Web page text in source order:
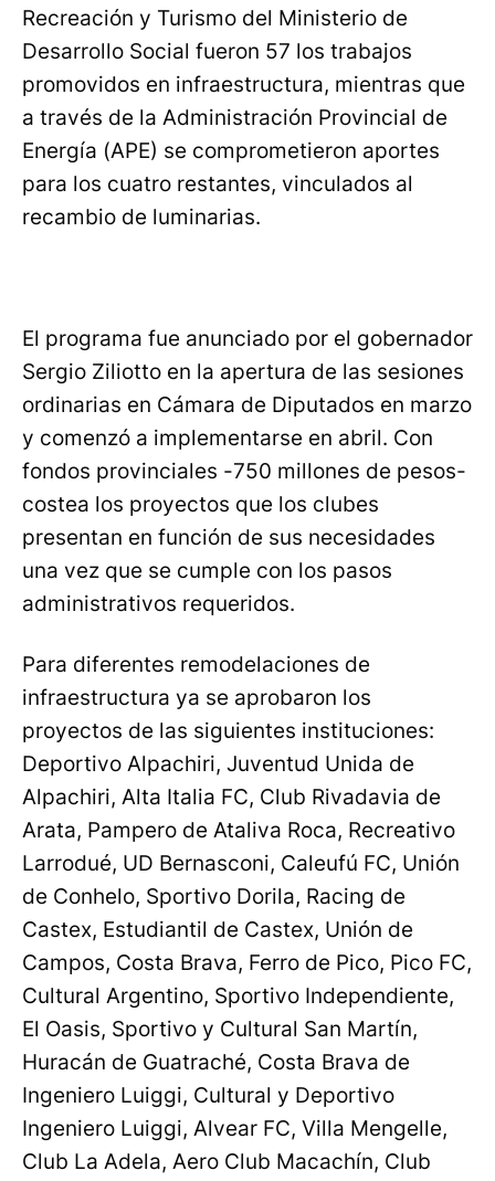
Recreación y Turismo del Ministerio de
Desarrollo Social fueron 57 los trabajos
promovidos en infraestructura, mientras que
a través de la Administración Provincial de
Energía (APE) se comprometieron aportes
para los cuatro restantes, vinculados al
recambio de luminarias.
El programa fue anunciado por el gobernador
Sergio Ziliotto en la apertura de las sesiones
ordinarias en Cámara de Diputados en marzo
y comenzó a implementarse en abril. Con
fondos provinciales -750 millones de pesos-
costea los proyectos que los clubes
presentan en función de sus necesidades
una vez que se cumple con los pasos
administrativos requeridos.
Para diferentes remodelaciones de
infraestructura ya se aprobaron los
proyectos de las siguientes instituciones:
Deportivo Alpachiri, Juventud Unida de
Alpachiri, Alta Italia FC, Club Rivadavia de
Arata, Pampero de Ataliva Roca, Recreativo
Larrodué, UD Bernasconi, Caleufú FC, Unión
de Conhelo, Sportivo Dorila, Racing de
Castex, Estudiantil de Castex, Unión de
Campos, Costa Brava, Ferro de Pico, Pico FC,
Cultural Argentino, Sportivo Independiente,
El Oasis, Sportivo y Cultural San Martín,
Huracán de Guatraché, Costa Brava de
Ingeniero Luiggi, Cultural y Deportivo
Ingeniero Luiggi, Alvear FC, Villa Mengelle,
Club La Adela, Aero Club Macachín, Club